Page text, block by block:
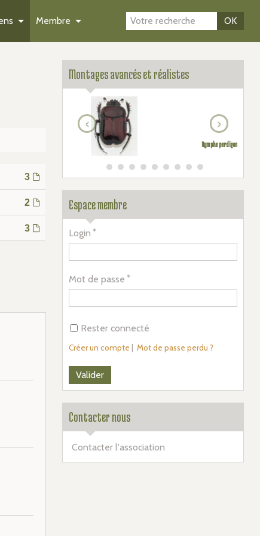
OK
Membre
3
2
3
Montages avancés et réalistes
Nymphe perdigon
‹ ›
Espace membre
Login
Mot de passe
Rester connecté
Créer un compte |Mot de passe perdu ?
Contacter nous
Contacter l'association